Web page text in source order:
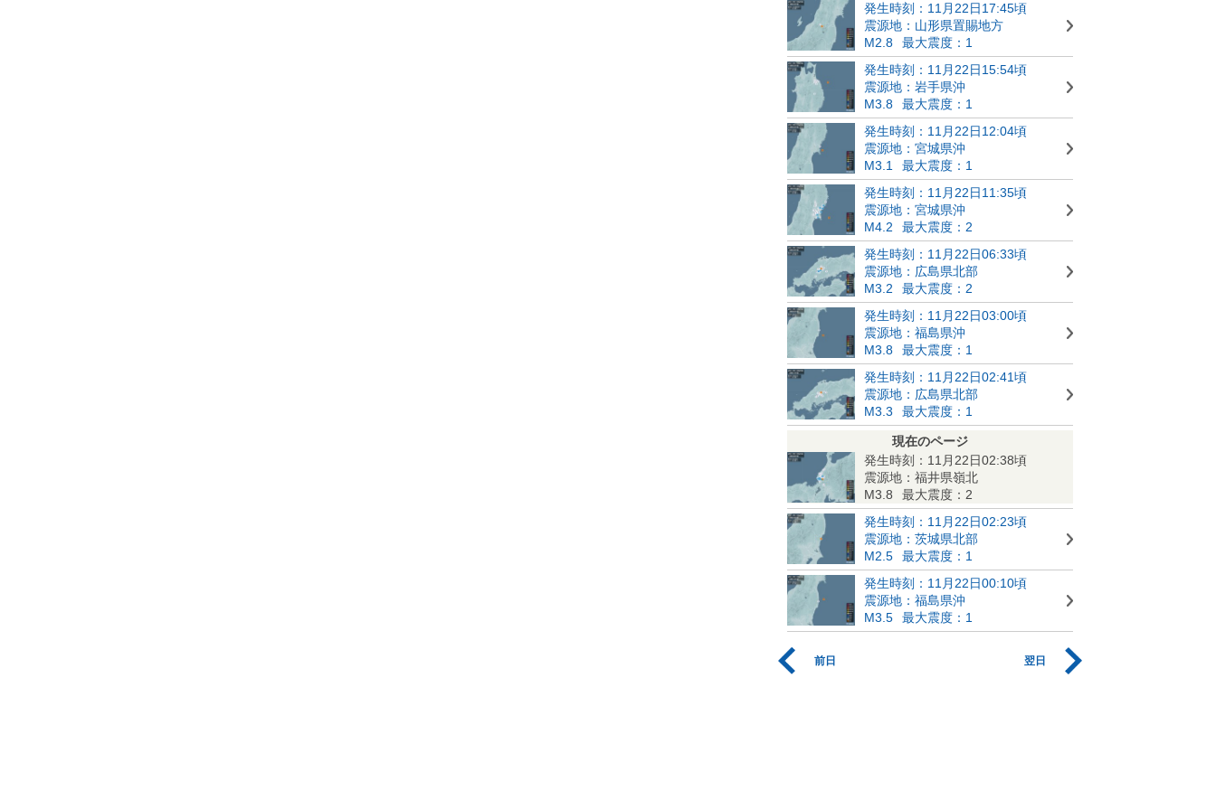
発生時刻：11月22日17:45頃
震源地：山形県置賜地方
M2.8
最大震度：1
発生時刻：11月22日15:54頃
震源地：岩手県沖
M3.8
最大震度：1
発生時刻：11月22日12:04頃
震源地：宮城県沖
M3.1
最大震度：1
発生時刻：11月22日11:35頃
震源地：宮城県沖
M4.2
最大震度：2
発生時刻：11月22日06:33頃
震源地：広島県北部
M3.2
最大震度：2
発生時刻：11月22日03:00頃
震源地：福島県沖
M3.8
最大震度：1
発生時刻：11月22日02:41頃
震源地：広島県北部
M3.3
最大震度：1
現在のページ
発生時刻：11月22日02:38頃
震源地：福井県嶺北
M3.8
最大震度：2
発生時刻：11月22日02:23頃
震源地：茨城県北部
M2.5
最大震度：1
発生時刻：11月22日00:10頃
震源地：福島県沖
M3.5
最大震度：1
前日 翌日